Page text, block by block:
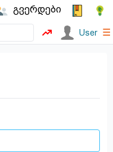
გვერდები
User ☰